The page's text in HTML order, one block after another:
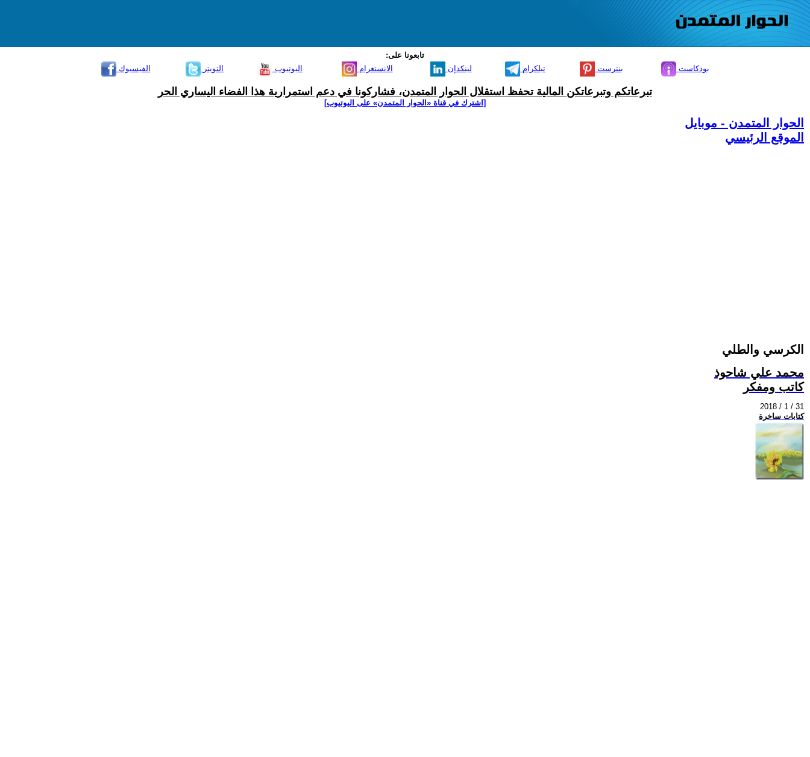
تابعونا على:
الفيسبوك
التويتر اليوتيوب الانستغرام لينكدإن تيلكرام بنترست بودكاست
تبرعاتكم وتبرعاتكن المالية تحفظ استقلال الحوار المتمدن، فشاركونا في دعم استمرارية هذا الفضاء اليساري الحر
[اشترك في قناة ‫«الحوار المتمدن» على اليوتيوب]
الحوار المتمدن - موبايل
الموقع الرئيسي
الكرسي والطلي
محمد علي شاحوذ
كاتب ومفكر
2018 / 1 / 31
كتابات ساخرة